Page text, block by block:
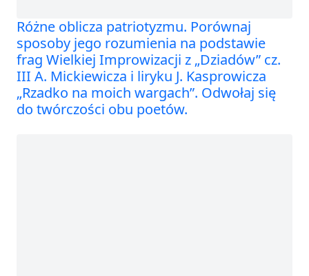
Różne oblicza patriotyzmu. Porównaj
sposoby jego rozumienia na podstawie
frag Wielkiej Improwizacji z „Dziadów” cz.
III A. Mickiewicza i liryku J. Kasprowicza
„Rzadko na moich wargach”. Odwołaj się
do twórczości obu poetów.